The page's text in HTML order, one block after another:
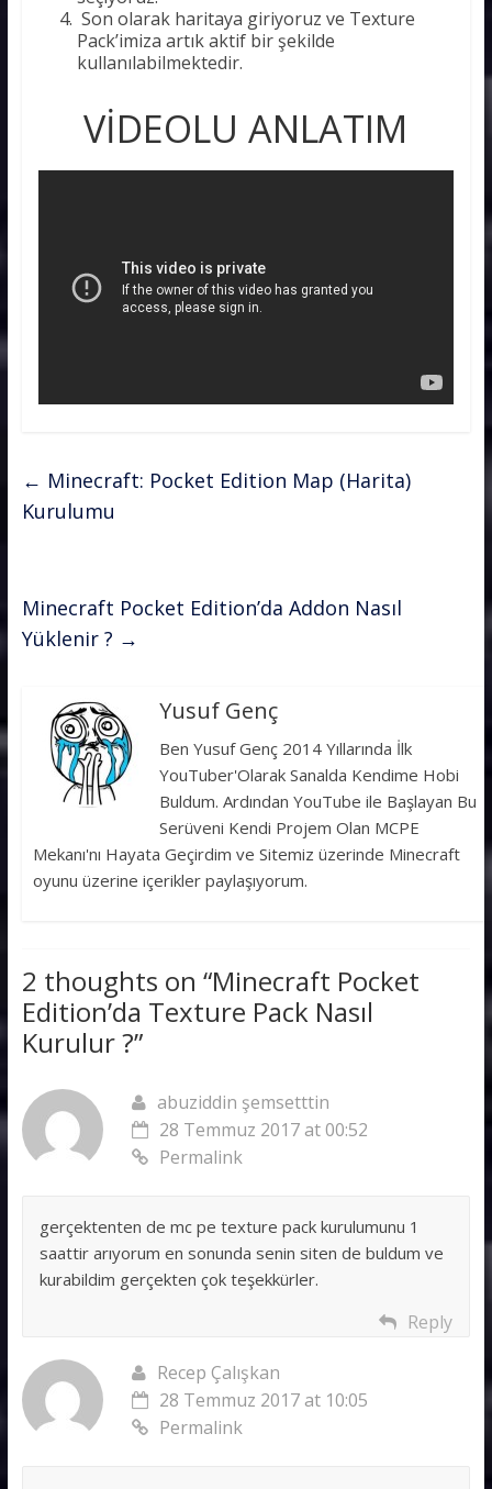
Son olarak haritaya giriyoruz ve Texture
Pack’imiza artık aktif bir şekilde
kullanılabilmektedir.
VİDEOLU ANLATIM
← Minecraft: Pocket Edition Map (Harita)
Kurulumu
Minecraft Pocket Edition’da Addon Nasıl
Yüklenir ? →
Yusuf Genç
Ben Yusuf Genç 2014 Yıllarında İlk
YouTuber'Olarak Sanalda Kendime Hobi
Buldum. Ardından YouTube ile Başlayan Bu
Serüveni Kendi Projem Olan MCPE
Mekanı'nı Hayata Geçirdim ve Sitemiz üzerinde Minecraft
oyunu üzerine içerikler paylaşıyorum.
2 thoughts on “Minecraft Pocket
Edition’da Texture Pack Nasıl
Kurulur ?”
abuziddin şemsetttin
28 Temmuz 2017 at 00:52
Permalink
gerçektenten de mc pe texture pack kurulumunu 1
saattir arıyorum en sonunda senin siten de buldum ve
kurabildim gerçekten çok teşekkürler.
Reply
Recep Çalışkan
28 Temmuz 2017 at 10:05
Permalink